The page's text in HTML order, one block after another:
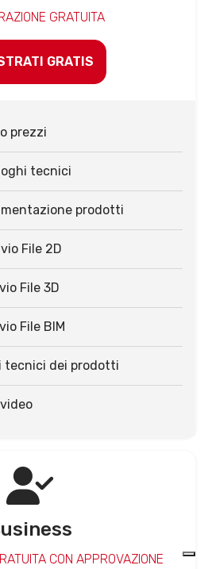
GRATUITA
GRATIS
prezzi
tecnici
prodotti
File 2D
File 3D
File BIM
tecnici dei prodotti
CON APPROVAZIONE